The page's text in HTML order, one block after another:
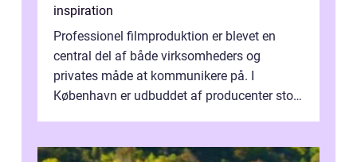
inspiration
Professionel filmproduktion er blevet en
central del af både virksomheders og
privates måde at kommunikere på. I
København er udbuddet af producenter stort,